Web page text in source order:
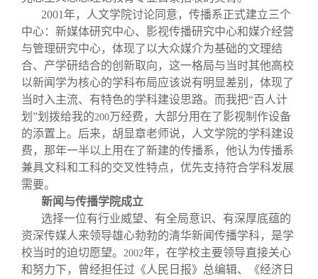
2001年，人文学院讨论同意，传播系正式建立三个
中心：新媒体研究中心、影视传播研究中心和媒介经营
与管理研究中心，体现了以大众媒介为基础的文理结
合、产学研结合的创新取向，这一格局与当时其他高校
以新闻学为核心的学科布局应该说有明显差别，体现了
当时入主流、有特色的学科建设思路。而我把“百人计
划”划拨给我的200万经费，大部分用在了影视制作设备
的添置上。后来，胡显章老师说，人文学院的学科建设
费，那年一半以上用在了新建的传播系，他认为传播系
兼具文科和工科的交叉性特点，优先支持符合学科发展
需要。
新闻与传播学院成立
选择一位有行业威望、有全局意识、有深厚底蕴的
资深传媒人来领导雄心勃勃的清华新闻传播学科，是学
校当时的迫切愿望。
2002年，在学校主要领导直接关心
和努力下，曾经担任过《人民日报》总编辑、《经济日